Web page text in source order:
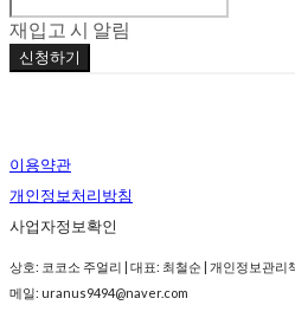
재입고 시 알림
신청하기
이용약관
개인정보처리방침
사업자정보확인
상호: 코코소 주얼리 | 대표: 최철순 | 개인정보관리
메일: uranus9494@naver.com